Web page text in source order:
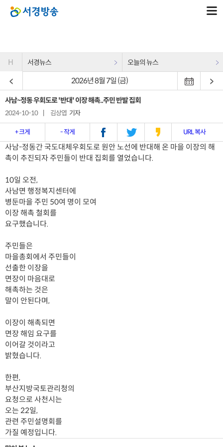
H 서경뉴스 오늘의 뉴스
2026년 8월 7일 (금)
사남~정동 우회도로 '반대' 이장 해촉..주민 반발 집회
2024-10-10 김상엽 기자
+ 크게 - 작게 URL 복사
사남-정동간 국도대체우회도로 원안 노선에 반대해 온 마을 이장의 해
촉이 추진되자 주민들이 반대 집회를 열었습니다.
10일 오전,
사남면 행정복지센터에
병둔마을 주민 50여 명이 모여
이장 해촉 철회를
요구했습니다.
주민들은
마을총회에서 주민들이
선출한 이장을
면장이 마음대로
해촉하는 것은
말이 안된다며,
이장이 해촉되면
면장 해임 요구를
이어갈 것이라고
밝혔습니다.
한편,
부산지방국토관리청의
요청으로 사천시는
오는 22일,
관련 주민설명회를
가질 예정입니다.